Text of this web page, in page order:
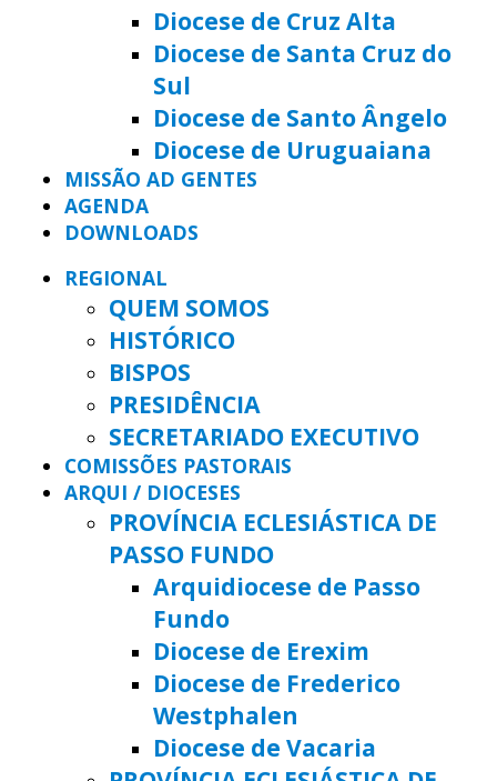
Diocese de Cruz Alta
Diocese de Santa Cruz do
Sul
Diocese de Santo Ângelo
Diocese de Uruguaiana
MISSÃO AD GENTES
AGENDA
DOWNLOADS
REGIONAL
QUEM SOMOS
HISTÓRICO
BISPOS
PRESIDÊNCIA
SECRETARIADO EXECUTIVO
COMISSÕES PASTORAIS
ARQUI / DIOCESES
PROVÍNCIA ECLESIÁSTICA DE
PASSO FUNDO
Arquidiocese de Passo
Fundo
Diocese de Erexim
Diocese de Frederico
Westphalen
Diocese de Vacaria